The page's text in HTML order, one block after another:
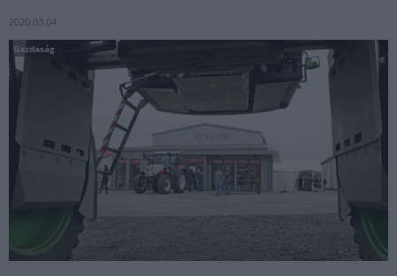
2020.03.04
Gazdaság